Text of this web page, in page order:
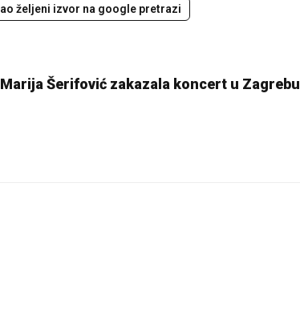
željeni izvor na google pretrazi
Marija Šerifović zakazala koncert u Zagrebu